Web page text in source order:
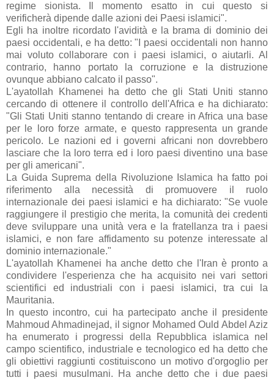
regime sionista. Il momento esatto in cui questo si
verificherà dipende dalle azioni dei Paesi islamici".
Egli ha inoltre ricordato l'avidità e la brama di dominio dei
paesi occidentali, e ha detto: "I paesi occidentali non hanno
mai voluto collaborare con i paesi islamici, o aiutarli. Al
contrario, hanno portato la corruzione e la distruzione
ovunque abbiano calcato il passo".
L'ayatollah Khamenei ha detto che gli Stati Uniti stanno
cercando di ottenere il controllo dell'Africa e ha dichiarato:
"Gli Stati Uniti stanno tentando di creare in Africa una base
per le loro forze armate, e questo rappresenta un grande
pericolo. Le nazioni ed i governi africani non dovrebbero
lasciare che la loro terra ed i loro paesi diventino una base
per gli americani".
La Guida Suprema della Rivoluzione Islamica ha fatto poi
riferimento alla necessità di promuovere il ruolo
internazionale dei paesi islamici e ha dichiarato: "Se vuole
raggiungere il prestigio che merita, la comunità dei credenti
deve sviluppare una unità vera e la fratellanza tra i paesi
islamici, e non fare affidamento su potenze interessate al
dominio internazionale."
L'ayatollah Khamenei ha anche detto che l'Iran è pronto a
condividere l'esperienza che ha acquisito nei vari settori
scientifici ed industriali con i paesi islamici, tra cui la
Mauritania.
In questo incontro, cui ha partecipato anche il presidente
Mahmoud Ahmadinejad, il signor Mohamed Ould Abdel Aziz
ha enumerato i progressi della Repubblica islamica nel
campo scientifico, industriale e tecnologico ed ha detto che
gli obiettivi raggiunti costituiscono un motivo d'orgoglio per
tutti i paesi musulmani. Ha anche detto che i due paesi